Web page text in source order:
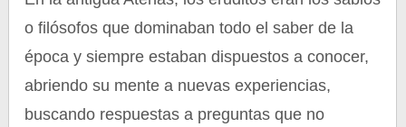
o filósofos que dominaban todo el saber de la
época y siempre estaban dispuestos a conocer,
abriendo su mente a nuevas experiencias,
buscando respuestas a preguntas que no